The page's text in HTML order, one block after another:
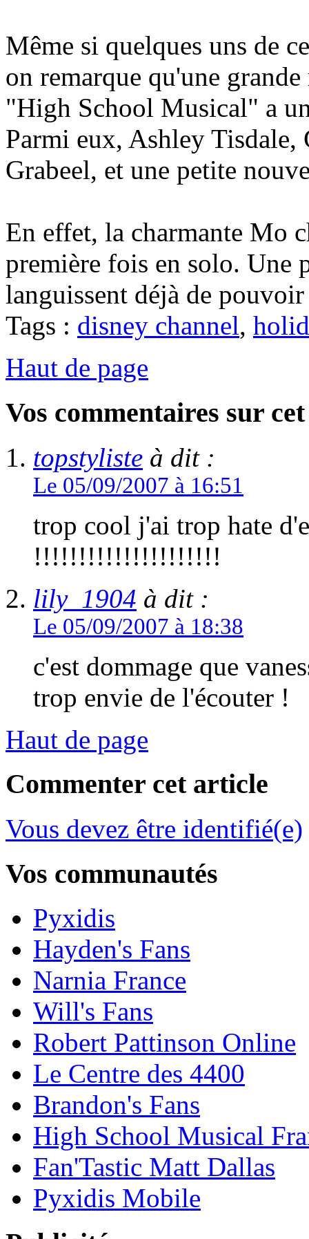
Même si quelques uns de
on remarque qu'une
"High School Musical" a
Parmi eux, Ashley
Grabeel, et une petite
En effet, la charmante Mo
première fois en solo. Une
languissent déjà de
Tags : disney channel,
Haut de page
Vos commentaires sur
topstyliste à dit :
Le 05/09/2007 à 16:51
trop cool j'ai trop hate
!!!!!!!!!!!!!!!!!!!!!
lily_1904 à dit :
Le 05/09/2007 à 18:38
c'est dommage que
trop envie de l'écouter !
Haut de page
Commenter cet article
Vous devez être identifié(e)
Vos communautés
Pyxidis
Hayden's Fans
Narnia France
Will's Fans
Robert Pattinson Online
Le Centre des 4400
Brandon's Fans
High School Musical
Fan'Tastic Matt Dallas
Pyxidis Mobile